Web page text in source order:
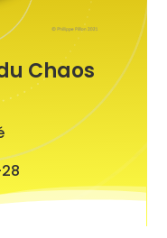
Chaos